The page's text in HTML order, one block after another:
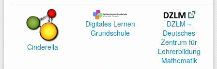
Cinderella
Digitales Lernen
Grundschule
DZLM –
Deutsches
Zentrum für
Lehrerbildung
Mathematik